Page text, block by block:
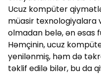
Ucuz kompüter
müasir texnologiyalara
olmadan belə, ən əsas
Həmçinin, ucuz
yenilənmiş, həm də
təklif edilə bilər, bu da